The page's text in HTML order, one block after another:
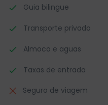
Guia bilingue
Transporte privado
Almoco e aguas
Taxas de entrada
Seguro de viagem